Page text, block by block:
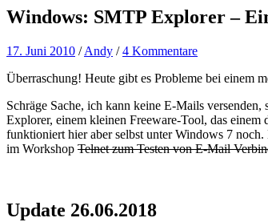
Windows: SMTP Explorer –
17. Juni 2010 /Andy /4 Kommentare
Überraschung! Heute gibt es Probleme bei einem
Schräge Sache, ich kann keine E-Mails
Explorer, einem kleinen Freeware-Tool, das
funktioniert hier aber selbst unter Windows 7
im Workshop Telnet zum Testen von E-Mail
Update 26.06.2018